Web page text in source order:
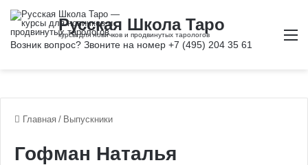
Главная / Выпускники
Гофман Наталья